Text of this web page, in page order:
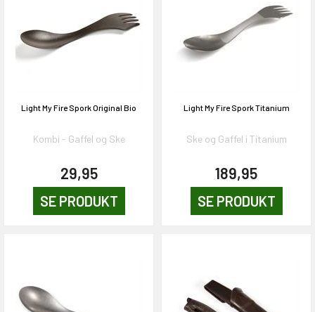
Light My Fire Spork Original Bio
Kombi - Gaffel og Ske
29,95
SE PRODUKT
Light My Fire Spork Titanium
Ske og Gaffel i Titanium
189,95
SE PRODUKT